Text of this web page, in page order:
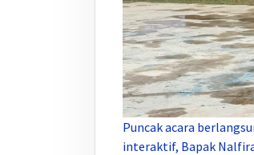
Puncak acara
interaktif, Bapak